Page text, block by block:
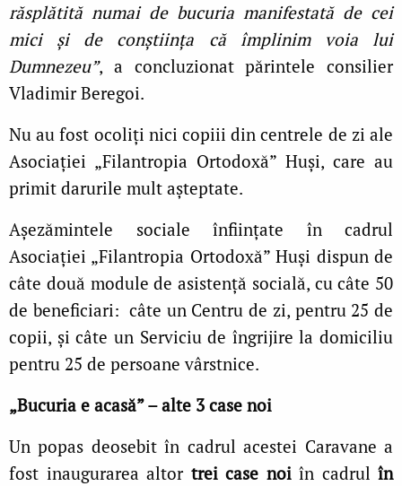
răsplătită numai de bucuria manifestată de cei
mici și de conștiința că împlinim voia lui
Dumnezeu”, a concluzionat părintele consilier
Vladimir Beregoi.
Nu au fost ocoliți nici copiii din centrele de zi ale
Asociației „Filantropia Ortodoxă” Huși, care au
primit darurile mult așteptate.
Așezămintele sociale înființate în cadrul
Asociației „Filantropia Ortodoxă” Huși dispun de
câte două module de asistenţă socială, cu câte 50
de beneficiari: câte un Centru de zi, pentru 25 de
copii, şi câte un Serviciu de îngrijire la domiciliu
pentru 25 de persoane vârstnice.
„Bucuria e acasă” – alte 3 case noi
Un popas deosebit în cadrul acestei Caravane a
fost inaugurarea altor trei case noiîn cadrul în